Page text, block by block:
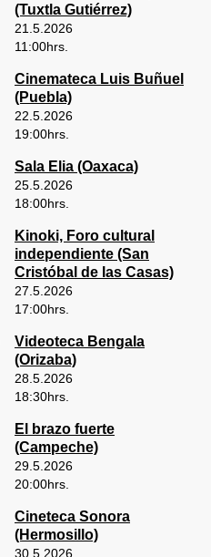
(Tuxtla Gutiérrez)
21.5.2026
11:00hrs.
Cinemateca Luis Buñuel
(Puebla)
22.5.2026
19:00hrs.
Sala Elia (Oaxaca)
25.5.2026
18:00hrs.
Kinoki, Foro cultural
independiente (San
Cristóbal de las Casas)
27.5.2026
17:00hrs.
Videoteca Bengala
(Orizaba)
28.5.2026
18:30hrs.
El brazo fuerte
(Campeche)
29.5.2026
20:00hrs.
Cineteca Sonora
(Hermosillo)
30.5.2026